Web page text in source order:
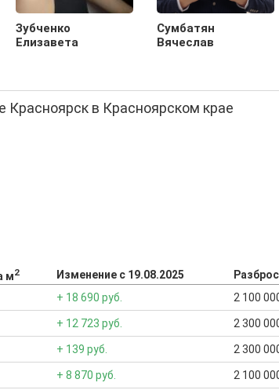
Зубченко
Елизавета
Сумбатян
Вячеслав
Красноярск в Красноярском крае
м2 Изменение с 19.08.2025
+ 18 690 руб. 2 100
+ 12 723 руб. 2 300
+ 139 руб. 2 300
+ 8 870 руб. 2 100